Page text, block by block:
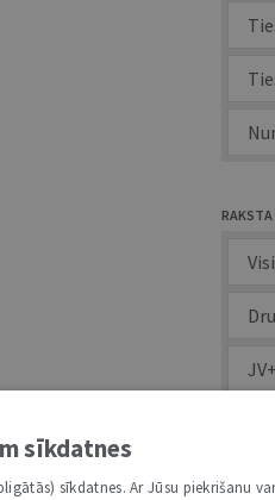
Visi
sīkdatnes
sīkdatnes. Ar Jūsu piekrišanu